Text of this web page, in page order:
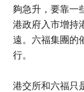
夠急升，要靠一
港政府入市增持
遠。六福集團的
行。
港交所和六福只